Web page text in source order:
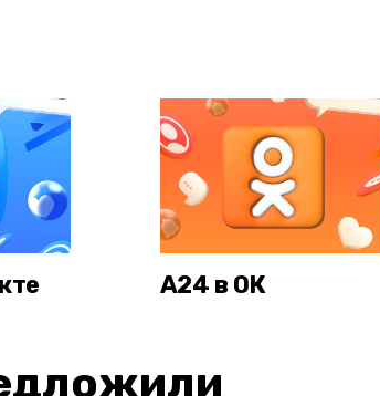
А24 в ОК